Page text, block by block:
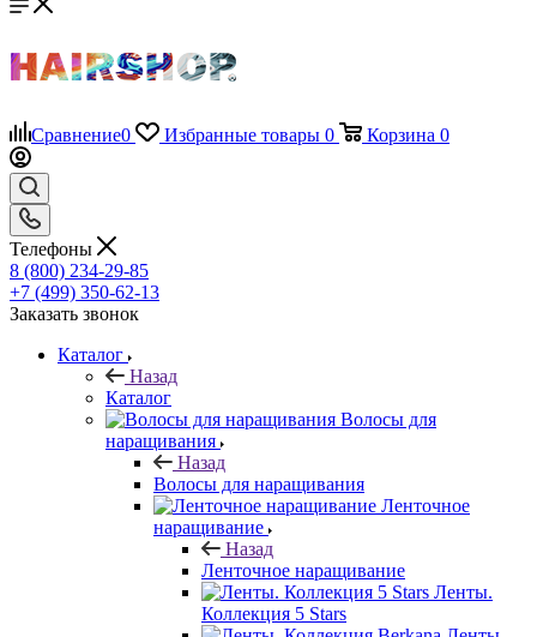
Сравнение0 Избранные товары 0 Корзина 0
Телефоны
8 (800) 234-29-85
+7 (499) 350-62-13
Заказать звонок
Каталог
Назад
Каталог
Волосы для
наращивания
Назад
Волосы для наращивания
Ленточное
наращивание
Назад
Ленточное наращивание
Ленты.
Коллекция 5 Stars